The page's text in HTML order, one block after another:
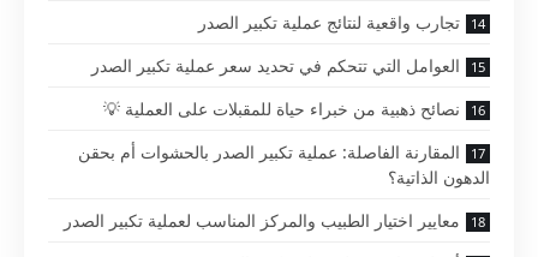
تجارب واقعية لنتائج عملية تكبير الصدر
العوامل التي تتحكم في تحديد سعر عملية تكبير الصدر
نصائح ذهبية من خبراء حياة للمقبلات على العملية 💡
المقارنة الفاصلة: عملية تكبير الصدر بالحشوات أم بحقن
الدهون الذاتية؟
معايير اختيار الطبيب والمركز المناسب لعملية تكبير الصدر